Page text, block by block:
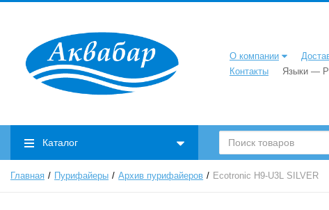
О компании
Контакты
Языки —
Каталог
Главная Пурифайеры Архив пурифайеров Ecotronic H9-U3L SILVER